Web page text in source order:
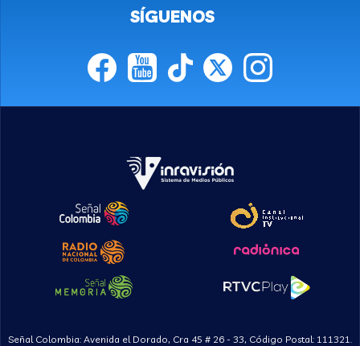
SÍGUENOS
Señal Colombia: Avenida el Dorado, Cra 45 # 26 - 33, Código Postal: 111321.